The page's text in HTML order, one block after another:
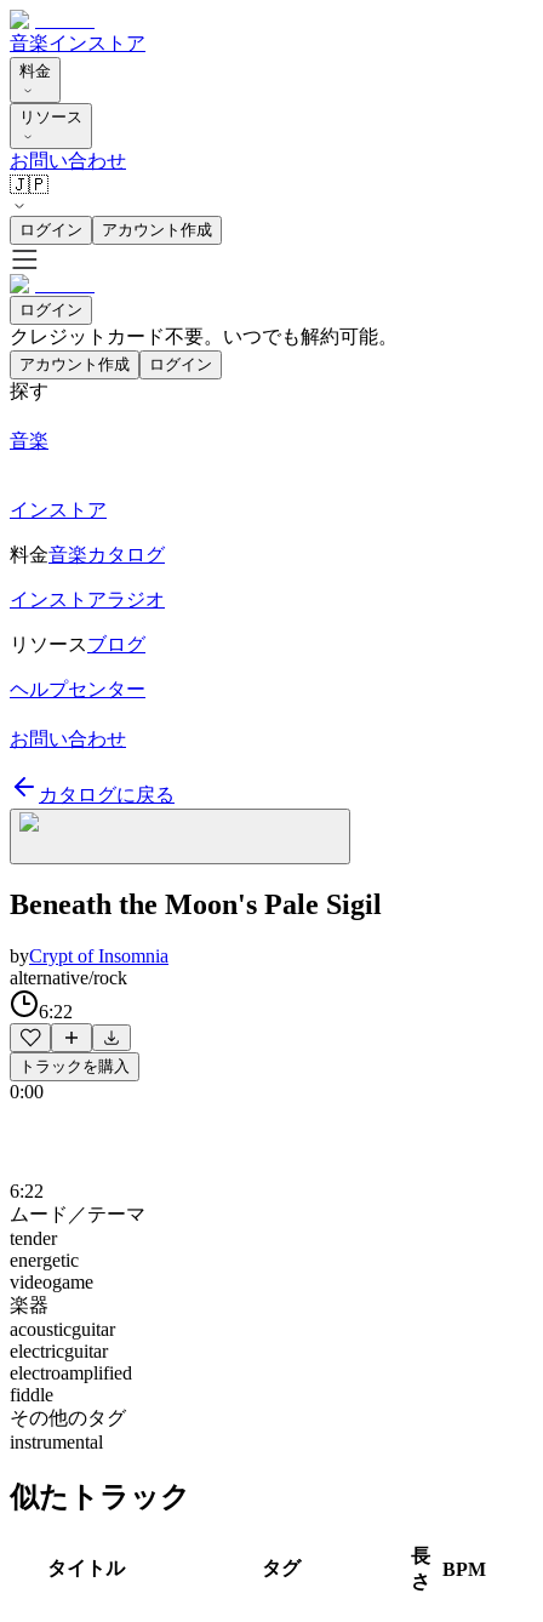
音楽インストア
料金
リソース
お問い合わせ
🇯🇵
ログイン アカウント作成
ログイン
クレジットカード不要。いつでも解約可能。
アカウント作成 ログイン
探す
音楽
インストア
料金音楽カタログ
インストアラジオ
リソースブログ
ヘルプセンター
お問い合わせ
カタログに戻る
Beneath the Moon's Pale Sigil
byCrypt of Insomnia
alternative/rock
6:22
トラックを購入
0:00
6:22
ムード／テーマ
tender
energetic
videogame
楽器
acousticguitar
electricguitar
electroamplified
fiddle
その他のタグ
instrumental
似たトラック
タイトル タグ
長
さ
BPM